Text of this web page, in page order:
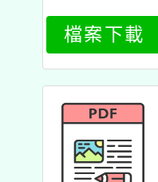
917_attach
4
檔案下載